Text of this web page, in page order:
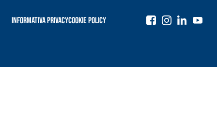
Informativa PrivacyCookie Policy